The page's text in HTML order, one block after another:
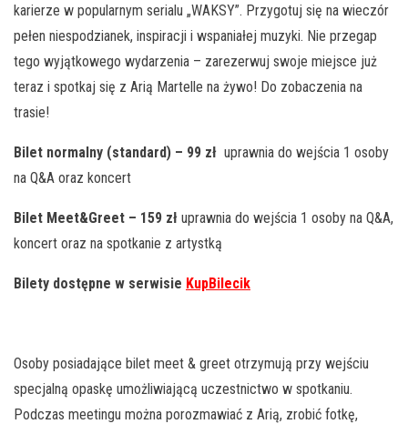
karierze w popularnym serialu „WAKSY”. Przygotuj się na wieczór
pełen niespodzianek, inspiracji i wspaniałej muzyki. Nie przegap
tego wyjątkowego wydarzenia – zarezerwuj swoje miejsce już
teraz i spotkaj się z Arią Martelle na żywo! Do zobaczenia na
trasie!
Bilet normalny (standard) – 99 zł uprawnia do wejścia 1 osoby
na Q&A oraz koncert
Bilet Meet&Greet – 159 zł uprawnia do wejścia 1 osoby na Q&A,
koncert oraz na spotkanie z artystką
Bilety dostępne w serwisie KupBilecik
Osoby posiadające bilet meet & greet otrzymują przy wejściu
specjalną opaskę umożliwiającą uczestnictwo w spotkaniu.
Podczas meetingu można porozmawiać z Arią, zrobić fotkę,